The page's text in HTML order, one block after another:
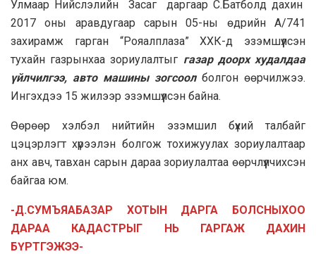
Улмаар Нийслэлийн Засаг даргаар С.Батболд дахин
2017 оны аравдугаар сарын 05-ны өдрийн А/741
захирамж гарган “Рояалплаза” ХХК-д эзэмшүүлсэн
тухайн газрынхаа зориулалтыг газар доорх худалдаа
үйлчилгээ, авто машины зогсоол болгон өөрчилжээ.
Ингэхдээ 15 жилээр эзэмшүүлсэн байна.
Өөрөөр хэлбэл нийтийн эзэмшил бүхий талбайг
цэцэрлэгт хүрээлэн болгож тохижуулах зориулалтаар
анх авч, тавхан сарын дараа зориулалтаа өөрчлүүлчихсэн
байгаа юм.
-Д.СУМЪЯАБАЗАР ХОТЫН ДАРГА БОЛСНЫХОО
ДАРАА КАДАСТРЫГ НЬ ГАРГАЖ ДАХИН
БҮРТГЭЖЭЭ-